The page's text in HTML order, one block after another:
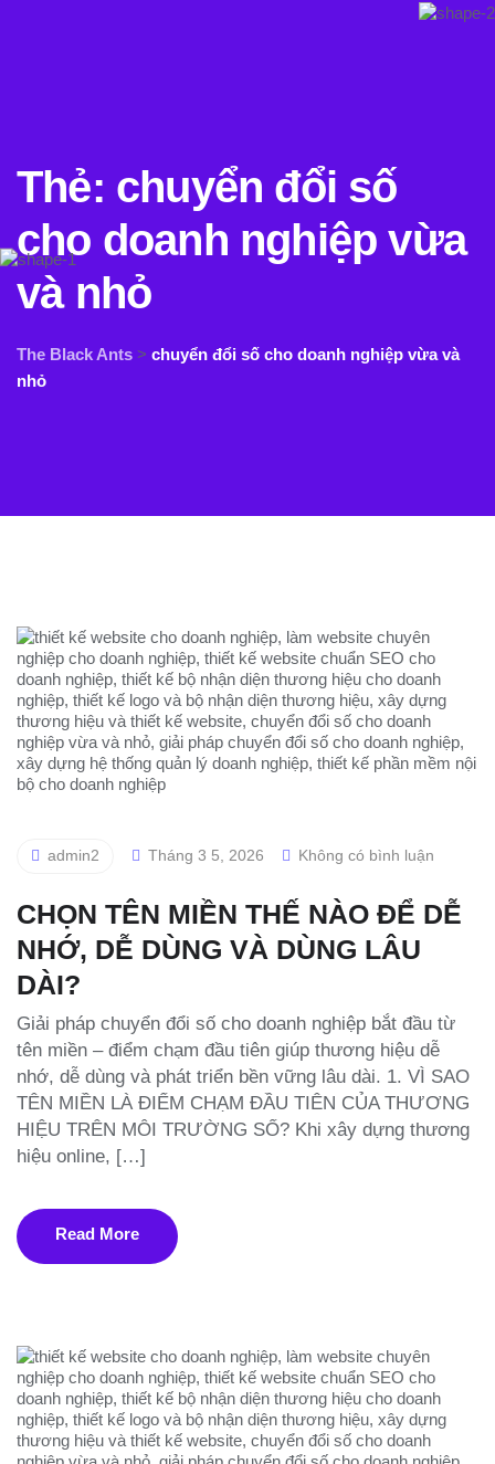
Thẻ: chuyển đổi số
cho doanh nghiệp vừa
và nhỏ
The Black Ants > chuyển đổi số cho doanh nghiệp vừa và
nhỏ
admin2 Tháng 3 5, 2026 Không có bình luận
CHỌN TÊN MIỀN THẾ NÀO ĐỂ DỄ
NHỚ, DỄ DÙNG VÀ DÙNG LÂU
DÀI?
Giải pháp chuyển đổi số cho doanh nghiệp bắt đầu từ
tên miền – điểm chạm đầu tiên giúp thương hiệu dễ
nhớ, dễ dùng và phát triển bền vững lâu dài. 1. VÌ SAO
TÊN MIỀN LÀ ĐIỂM CHẠM ĐẦU TIÊN CỦA THƯƠNG
HIỆU TRÊN MÔI TRƯỜNG SỐ? Khi xây dựng thương
hiệu online, […]
Read More